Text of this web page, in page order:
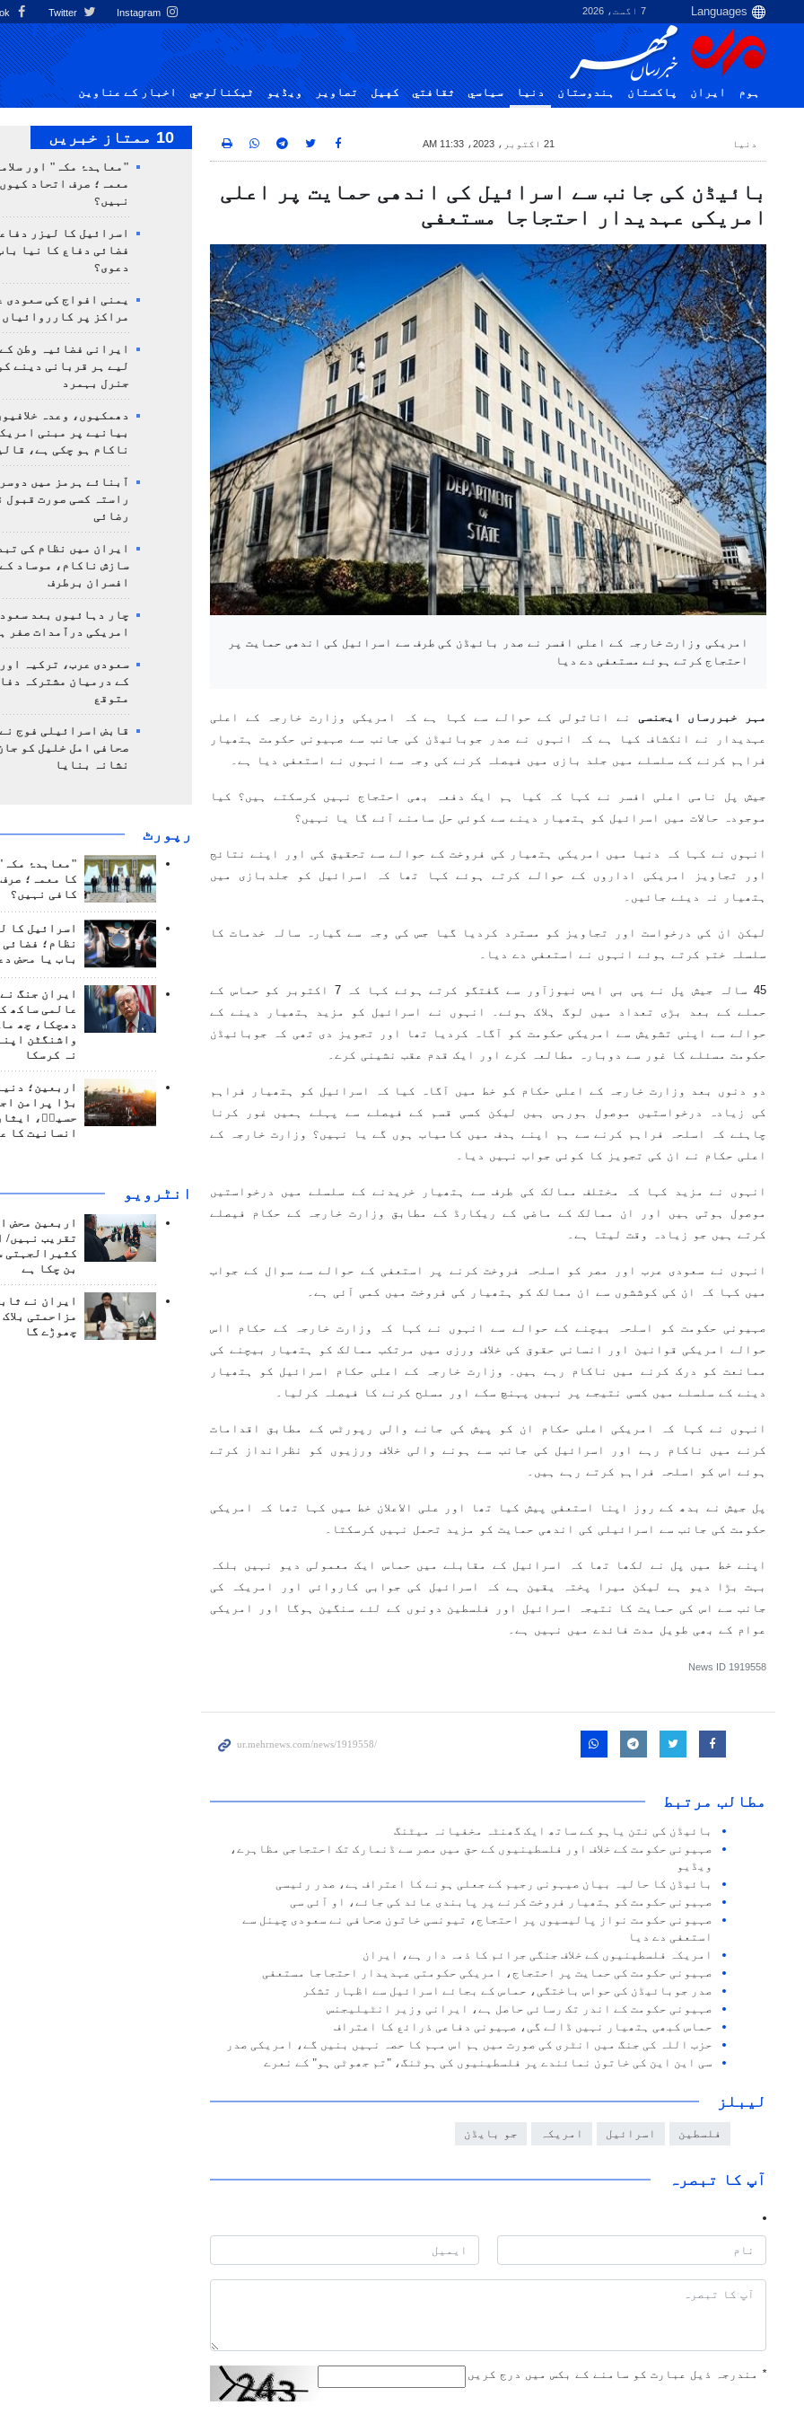
7 اگست، 2026 Instagram
ہوم ایران پاکستان ہندوستان دنیا سياسي ثقافتي کهيل تصاوير ویڈیو ٹيكنالوجي اخبار کے عناوین
دنیا 21 اکتوبر، 2023، 11:33 AM
بائیڈن کی جانب سے اسرائیل کی اندھی حمایت پر اعلی
امریکی عہدیدار احتجاجا مستعفی
امریکی وزارت خارجہ کے اعلی افسر نے صدر بائیڈن کی طرف سے اسرائیل کی اندھی حمایت پر
احتجاج کرتے ہوئے مستعفی دے دیا
مہر خبررساں ایجنسی نے اناتولی کے حوالے سے کہا ہے کہ امریکی وزارت خارجہ کے اعلی
عہدیدار نے انکشاف کیا ہے کہ انہوں نے صدر جوبائیڈن کی جانب سے صہیونی حکومت ہتھیار
فراہم کرنے کے سلسلے میں جلد بازی میں فیصلہ کرنے کی وجہ سے انہوں نے استعفی دیا ہے۔
جیش پل نامی اعلی افسر نے کہا کہ کیا ہم ایک دفعہ بھی احتجاج نہیں کرسکتے ہیں؟ کیا
موجودہ حالات میں اسرائیل کو ہتھیار دینے سے کوئی حل سامنے آئے گا یا نہیں؟
انہوں نے کہا کہ دنیا میں امریکی ہتھیار کی فروخت کے حوالے سے تحقیق کی اور اپنے نتائج
اور تجاویز امریکی اداروں کے حوالے کرتے ہوئے کہا تھا کہ اسرائیل کو جلدبازی میں
ہتھیار نہ دیئے جائیں۔
لیکن ان کی درخواست اور تجاویز کو مسترد کردیا گیا جس کی وجہ سے گیارہ سالہ خدمات کا
سلسلہ ختم کرتے ہوئے انہوں نے استعفی دے دیا۔
45 سالہ جیش پل نے پی بی ایس نیوزآور سے گفتگو کرتے ہوئے کہا کہ 7 اکتوبر کو حماس کے
حملے کے بعد بڑی تعداد میں لوگ ہلاک ہوئے۔ انہوں نے اسرائیل کو مزید ہتھیار دینے کے
حوالے سے اپنی تشویش سے امریکی حکومت کو آگاہ کردیا تھا اور تجویز دی تھی کہ جوبائیڈن
حکومت مسئلے کا غور سے دوبارہ مطالعہ کرے اور ایک قدم عقب نشینی کرے۔
دو دنوں بعد وزارت خارجہ کے اعلی حکام کو خط میں آگاہ کیا کہ اسرائیل کو ہتھیار فراہم
کی زیادہ درخواستیں موصول ہورہی ہیں لیکن کسی قسم کے فیصلے سے پہلے ہمیں غور کرنا
چاہئے کہ اسلحہ فراہم کرنے سے ہم اپنے ہدف میں کامیاب ہوں گے یا نہیں؟ وزارت خارجہ کے
اعلی حکام نے ان کی تجویز کا کوئی جواب نہیں دیا۔
انہوں نے مزید کہا کہ مختلف ممالک کی طرف سے ہتھیار خریدنے کے سلسلے میں درخواستیں
موصول ہوتی ہیں اور ان ممالک کے ماضی کے ریکارڈ کے مطابق وزارت خارجہ کے حکام فیصلے
کرتے ہیں جو زیادہ وقت لیتا ہے۔
انہوں نے سعودی عرب اور مصر کو اسلحہ فروخت کرنے پر استعفی کے حوالے سے سوال کے جواب
میں کہا کہ ان کی کوششوں سے ان ممالک کو ہتھیار کی فروخت میں کمی آئی ہے۔
صہیونی حکومت کو اسلحہ بیچنے کے حوالے سے انہوں نے کہا کہ وزارت خارجہ کے حکام ااس
حوالے امریکی قوانین اور انسانی حقوق کی خلاف ورزی میں مرتکب ممالک کو ہتھیار بیچنے کی
ممانعت کو درک کرنے میں ناکام رہے ہیں۔ وزارت خارجہ کے اعلی حکام اسرائیل کو ہتھیار
دینے کے سلسلے میں کسی نتیجے پر نہیں پہنچ سکے اور مسلح کرنے کا فیصلہ کرلیا۔
انہوں نے کہا کہ امریکی اعلی حکام ان کو پیش کی جانے والی رپورٹس کے مطابق اقدامات
کرنے میں ناکام رہے اور اسرائیل کی جانب سے ہونے والی خلاف ورزیوں کو نظرانداز کرتے
ہوئے اس کو اسلحہ فراہم کرتے رہے ہیں۔
پل جیش نے بدھ کے روز اپنا استعفی پیش کیا تھا اور علی الاعلان خط میں کہا تھا کہ امریکی
حکومت کی جانب سے اسرائیلی کی اندھی حمایت کو مزید تحمل نہیں کرسکتا۔
اپنے خط میں پل نے لکھا تھا کہ اسرائیل کے مقابلے میں حماس ایک معمولی دیو نہیں بلکہ
بہت بڑا دیو ہے لیکن میرا پختہ یقین ہے کہ اسرائیل کی جوابی کاروائی اور امریکہ کی
جانب سے اس کی حمایت کا نتیجہ اسرائیل اور فلسطین دونوں کے لئے سنگین ہوگا اور امریکی
عوام کے بھی طویل مدت فائدے میں نہیں ہے۔
News ID 1919558
مطالب مرتبط
بائیڈن کی نتن یاہو کے ساتھ ایک گھنٹہ مخفیانہ میٹنگ
صہیونی حکومت کے خلاف اور فلسطینیوں کے حق میں مصر سے ڈنمارک تک احتجاجی مظاہرے،
ویڈیو
بائیڈن کا حالیہ بیان صیہونی رجیم کے جعلی ہونے کا اعتراف ہے، صدر رئیسی
صہیونی حکومت کو ہتھیار فروخت کرنے پر پابندی عائد کی جائے، او آئی سی
صہیونی حکومت نواز پالیسیوں پر احتجاج، تیونسی خاتون صحافی نے سعودی چینل سے
استعفی دے دیا
امریکہ فلسطینیوں کے خلاف جنگی جرائم کا ذمہ دار ہے، ایران
صہیونی حکومت کی حمایت پر احتجاج، امریکی حکومتی عہدیدار احتجاجا مستعفی
صدر جوبائیڈن کی حواس باختگی، حماس کے بجائے اسرائیل سے اظہار تشکر
صہیونی حکومت کے اندر تک رسائی حاصل ہے، ایرانی وزیر انٹیلیجنس
حماس کبھی ہتھیار نہیں ڈالے گی، صہیونی دفاعی ذرائع کا اعتراف
حزب اللہ کی جنگ میں انٹری کی صورت میں ہم اس مہم کا حصہ نہیں بنیں گے، امریکی صدر
سی این این کی خاتون نمائندے پر فلسطینیوں کی ہوٹنگ، "تم جھوٹی ہو" کے نعرے
لیبلز
فلسطین اسرائیل امریکہ جو بایڈن
آپ کا تبصرہ
* مندرجہ ذیل عبارت کو سامنے کے بکس میں درج کریں
10 ممتاز خبریں
"معاہدۂ مکہ" اور
معمہ؛ صرف اتحاد
نہیں؟
اسرائیل کا لیزر
فضائی دفاع کا نیا
دعوی؟
یمنی افواج کی سعودی
مراکز پر کارروائیاں
ایرانی فضائیہ وطن
لیے ہر قربانی دینے
جنرل بہمرد
دھمکیوں، وعدہ
بیانیے پر مبنی
ناکام ہو چکی ہے،
آبنائے ہرمز میں
راستہ کسی صورت قبول
رضائی
ایران میں نظام کی
سازش ناکام، موساد
افسران برطرف
چار دہائیوں بعد
امریکی درآمدات صفر
سعودی عرب، ترکیہ
کے درمیان مشترکہ
متوقع
قابض اسرائیلی فوج
صحافی امل خلیل کو
نشانہ بنایا
رپورٹ
"معاہدۂ
کا معمہ؛
کافی نہیں؟
اسرائیل کا
نظام؛ فضائی
باب یا محض
ایران جنگ
عالمی ساکھ
دھچکا، چھ
واشنگٹن
نہ کرسکا
اربعین؛
بڑا پرامن
حسینؑ،
انسانیت کا
انٹرويو
اربعین محض
تقریب نہیں/
کثیرالجہتی
بن چکا ہے
ایران نے
مزاحمتی
چھوڑے گا